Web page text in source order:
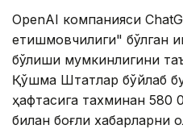
OpenAI компанияси
етишмовчилиги" бўлган
бўлиши мумкинлигини
Қўшма Штатлар бўйлаб
ҳафтасига тахминан 580
билан боғлиқ хабарларни